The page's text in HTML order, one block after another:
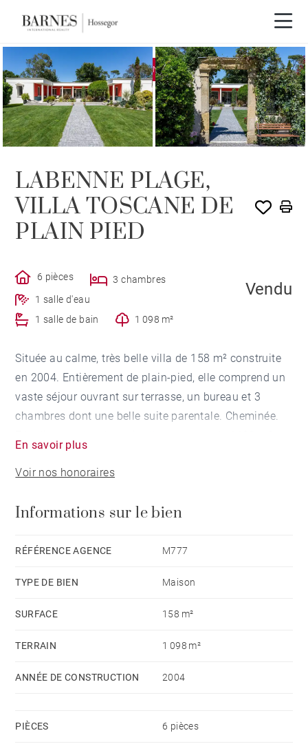
EXCLUSIVITÉ VENDU PAR BARNES
LABENNE PLAGE,
VILLA TOSCANE DE
PLAIN PIED
6 pièces
3 chambres
1 salle d'eau
1 salle de bain
1 098 m²
Vendu
Située au calme, très belle villa de 158 m² construite
en 2004. Entièrement de plain-pied, elle comprend un
vaste séjour ouvrant sur terrasse, un bureau et 3
chambres dont une belle suite parentale. Cheminée.
d'un bassin naturel et de larges terrasses. Une piscine
sera possible ainsi qu'une extension.
En savoir plus
Voir nos honoraires
Informations sur le bien
RÉFÉRENCE AGENCE M777
TYPE DE BIEN Maison
SURFACE 158 m²
TERRAIN 1 098 m²
ANNÉE DE CONSTRUCTION 2004
PIÈCES 6 pièces